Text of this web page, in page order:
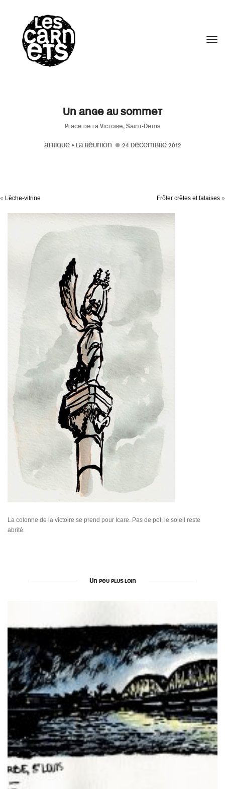
Un ange au sommet
Place de la Victoire, Saint-Denis
AFRIQUE• LA RÉUNION 24 DÉCEMBRE 2012
« Lèche-vitrine Frôler crêtes et falaises »
La colonne de la victoire se prend pour Icare. Pas de pot, le soleil reste
abrité.
Un peu plus loin